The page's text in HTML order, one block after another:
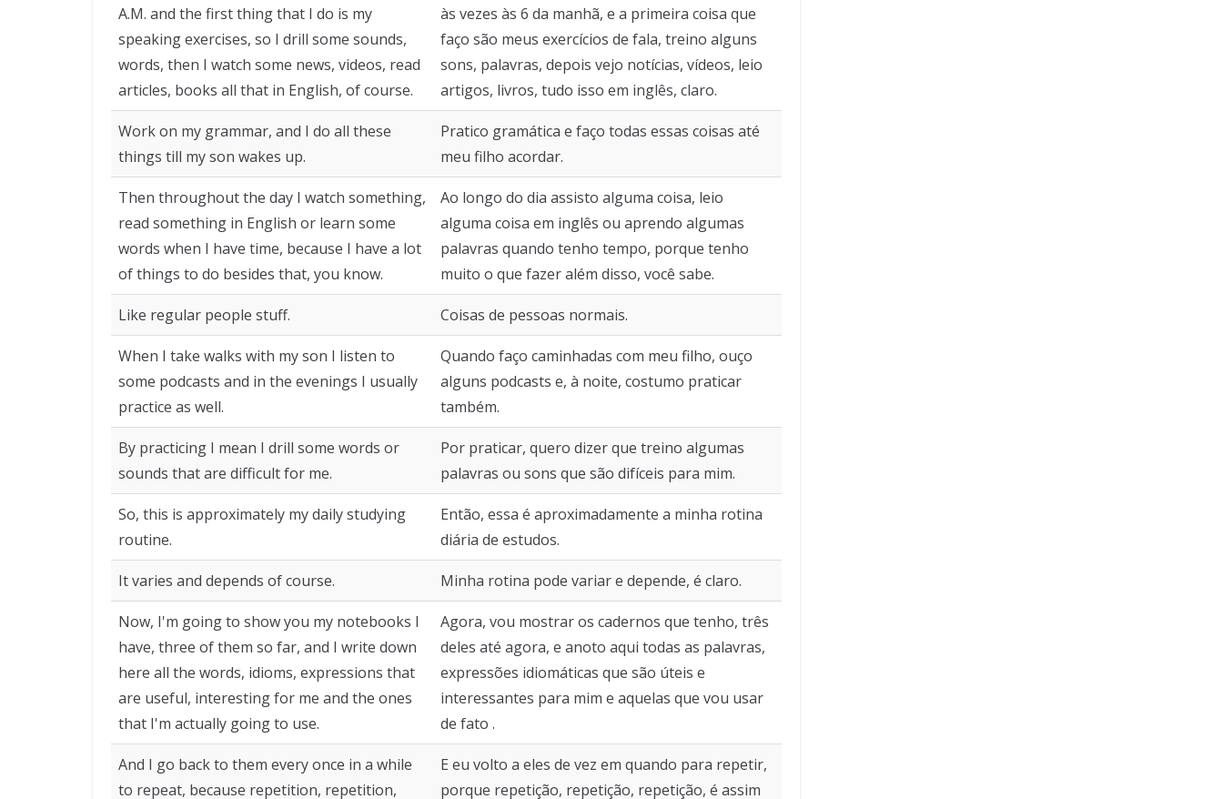
A.M. and the first thing that I do is my
speaking exercises, so I drill some sounds,
words, then I watch some news, videos, read
articles, books all that in English, of course.
às vezes às 6 da manhã, e a primeira coisa que
faço são meus exercícios de fala, treino alguns
sons, palavras, depois vejo notícias, vídeos, leio
artigos, livros, tudo isso em inglês, claro.
Work on my grammar, and I do all these
things till my son wakes up.
Pratico gramática e faço todas essas coisas até
meu filho acordar.
Then throughout the day I watch something,
read something in English or learn some
words when I have time, because I have a lot
of things to do besides that, you know.
Ao longo do dia assisto alguma coisa, leio
alguma coisa em inglês ou aprendo algumas
palavras quando tenho tempo, porque tenho
muito o que fazer além disso, você sabe.
Like regular people stuff. Coisas de pessoas normais.
When I take walks with my son I listen to
some podcasts and in the evenings I usually
practice as well.
Quando faço caminhadas com meu filho, ouço
alguns podcasts e, à noite, costumo praticar
também.
By practicing I mean I drill some words or
sounds that are difficult for me.
Por praticar, quero dizer que treino algumas
palavras ou sons que são difíceis para mim.
So, this is approximately my daily studying
routine.
Então, essa é aproximadamente a minha rotina
diária de estudos.
It varies and depends of course. Minha rotina pode variar e depende, é claro.
Now, I'm going to show you my notebooks I
have, three of them so far, and I write down
here all the words, idioms, expressions that
are useful, interesting for me and the ones
that I'm actually going to use.
Agora, vou mostrar os cadernos que tenho, três
deles até agora, e anoto aqui todas as palavras,
expressões idiomáticas que são úteis e
interessantes para mim e aquelas que vou usar
de fato .
And I go back to them every once in a while
to repeat, because repetition, repetition,
E eu volto a eles de vez em quando para repetir,
porque repetição, repetição, repetição, é assim